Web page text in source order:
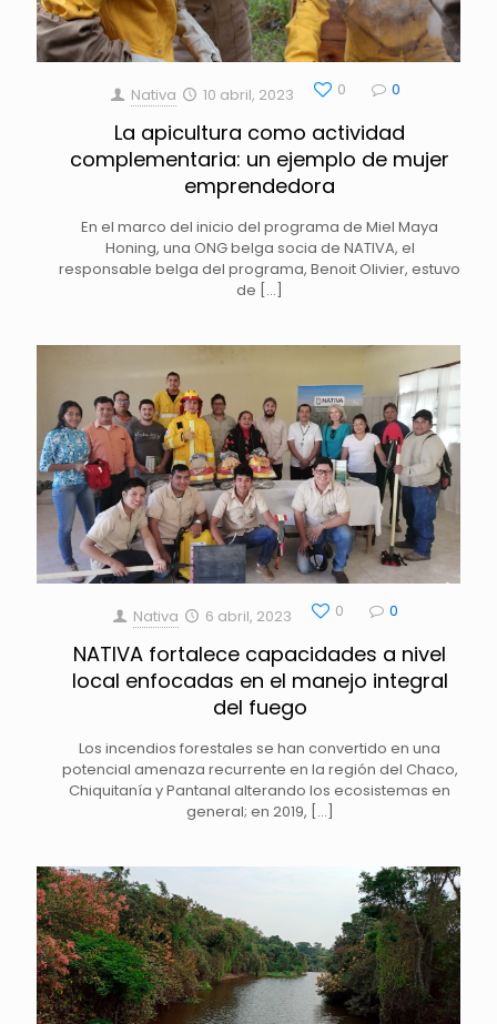
Nativa 10 abril, 2023 0 0
La apicultura como actividad
complementaria: un ejemplo de mujer
emprendedora
En el marco del inicio del programa de Miel Maya
Honing, una ONG belga socia de NATIVA, el
responsable belga del programa, Benoit Olivier, estuvo
de […]
Nativa 6 abril, 2023 0 0
NATIVA fortalece capacidades a nivel
local enfocadas en el manejo integral
del fuego
Los incendios forestales se han convertido en una
potencial amenaza recurrente en la región del Chaco,
Chiquitanía y Pantanal alterando los ecosistemas en
general; en 2019, […]